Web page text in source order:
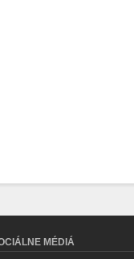
MÉDIÁ